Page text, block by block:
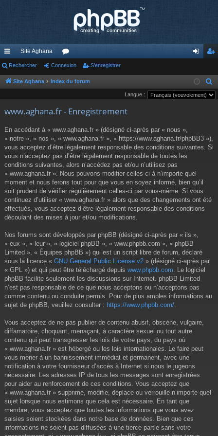
cc
ès
pi
Site Aghana
or
u ne
xi
nr
eg
r
Rechercher Connexion S’enregistrer
Site Aghana Index du forum
e
Langue :
www.aghana.fr - Enregistrement
En accédant à « www.aghana.fr » (désigné ci-après par « nous »,
« notre », « nos », « www.aghana.fr », « https://www.aghana.fr/phpBB3 »),
vous acceptez d’être légalement responsable des conditions suivantes. Si
vous n’acceptez pas d’être légalement responsable de toutes les
conditions suivantes, alors n’accédez pas et/ou n’utilisez pas
« www.aghana.fr ». Nous pouvons modifier celles-ci à n’importe quel
moment et nous ferons tout pour que vous en soyez informé, bien qu’il
soit prudent de vérifier régulièrement celles-ci par vous-même. Si vous
continuez d’utiliser « www.aghana.fr » alors que des changements ont été
effectués, vous acceptez d’être légalement responsable des conditions
découlant des mises à jour et/ou modifications.
Nos forums sont développés par phpBB (désigné ci-après par « ils »,
« eux », « leur », « logiciel phpBB », « www.phpbb.com », « phpBB
Limited », « Équipes phpBB ») qui est un script libre de forum, déclaré
sous la licence « GNU General Public License v2 » (désigné ci-après par
« GPL ») et qui peut être téléchargé depuis www.phpbb.com . Le logiciel
phpBB facilite seulement les discussions sur Internet. phpBB Limited
n’est pas responsable de ce que nous acceptons ou n’acceptons pas
comme contenu ou conduite permis. Pour de plus amples informations au
sujet de phpBB, veuillez consulter : https://www.phpbb.com/
Vous acceptez de ne pas publier de contenu abusif, obscène, vulgaire,
diffamatoire, choquant, menaçant, à caractère sexuel ou tout autre
contenu qui peut transgresser les lois de votre pays, du pays où
« www.aghana.fr » est hébergé ou les lois internationales. Le faire peut
vous mener à un bannissement immédiat et permanent, avec une
notification à votre fournisseur d’accès à Internet si nous le jugeons
nécessaire. Les adresses IP de tous les messages sont enregistrées
pour aider au renforcement de ces conditions. Vous acceptez que
« www.aghana.fr » supprime, modifie, déplace ou verrouille n’importe quel
sujet lorsque nous estimons que cela est nécessaire. En tant que
membre, vous acceptez que toutes les informations que vous avez
saisies soient stockées dans notre base de données. Bien que ces
informations ne soient pas diffusées à une tierce partie sans votre